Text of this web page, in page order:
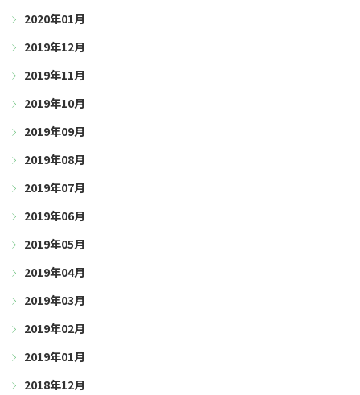
2020年01月
2019年12月
2019年11月
2019年10月
2019年09月
2019年08月
2019年07月
2019年06月
2019年05月
2019年04月
2019年03月
2019年02月
2019年01月
2018年12月